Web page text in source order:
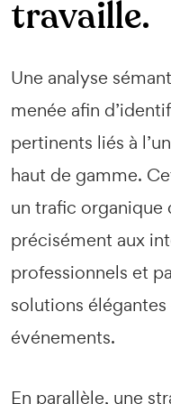
travaille.
Une analyse
menée afin
pertinents liés à
haut de gamme.
un trafic organique
précisément aux
professionnels et
solutions
événements.
En parallèle, une